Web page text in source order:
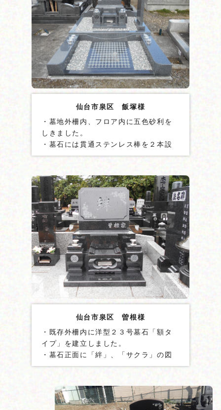
仙台市泉区 飯塚様
・墓地外柵内、フロア内に五色砂利を
しきました。
・墓石には貫通ステンレス棒を２本設
置しました。
仙台市泉区 曽根様
・既存外柵内に洋型２３号墓石「額タ
イプ」を建立しました。
・墓石正面に「絆」、「サクラ」の図
柄を彫刻しました。
置しました。
・地震ゲル「泰震®」を使用しました。